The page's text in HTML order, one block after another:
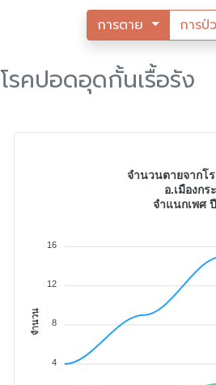
การตาย การป่
โรคปอดอุดกั้นเรื้อรัง